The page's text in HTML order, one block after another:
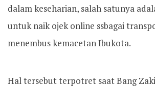
dalam keseharian, salah satunya
untuk naik ojek online ssbagai
menembus kemacetan Ibukota.
Hal tersebut terpotret saat Bang